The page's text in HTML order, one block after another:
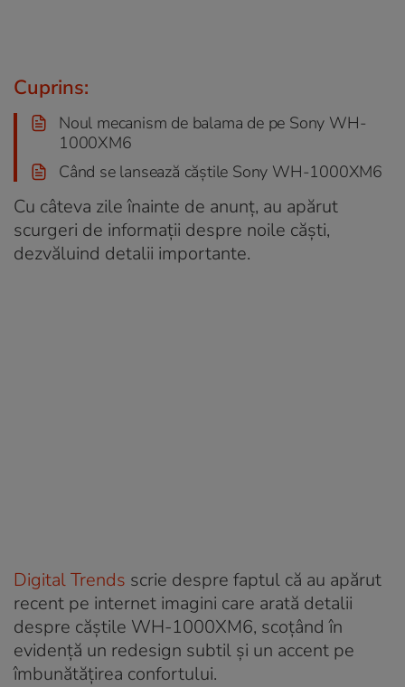
Cuprins:
Noul mecanism de balama de pe Sony WH-
1000XM6
Când se lansează căștile Sony WH-1000XM6
Cu câteva zile înainte de anunț, au apărut
scurgeri de informații despre noile căști,
dezvăluind detalii importante.
Digital Trends scrie despre faptul că au apărut
recent pe internet imagini care arată detalii
despre căștile WH-1000XM6, scoțând în
evidență un redesign subtil și un accent pe
îmbunătățirea confortului.